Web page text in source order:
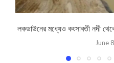
লকডাউনের মধ্যেও কংসাবতী নদী
June